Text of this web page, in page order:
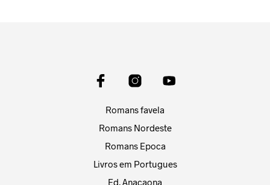
Romans favela
Romans Nordeste
Romans Epoca
Livros em Portugues
Ed. Anacaona